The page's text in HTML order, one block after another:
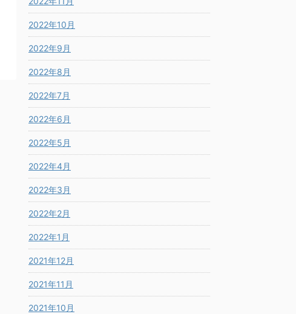
2022年10月
2022年9月
2022年8月
2022年7月
2022年6月
2022年5月
2022年4月
2022年3月
2022年2月
2022年1月
2021年12月
2021年11月
2021年10月